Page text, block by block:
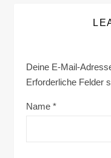
Deine E-Mail-
Erforderliche Felder
Name *